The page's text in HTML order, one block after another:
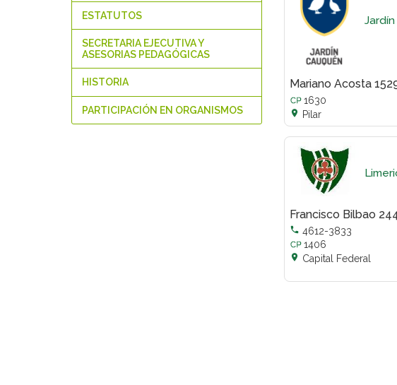
ESTATUTOS
SECRETARIA EJECUTIVA Y
ASESORIAS PEDAGÓGICAS
HISTORIA
PARTICIPACIÓN EN ORGANISMOS
Mariano Acosta
1630
 Pilar
Francisco Bilbao
 4612-3833
1406
 Capital Federal